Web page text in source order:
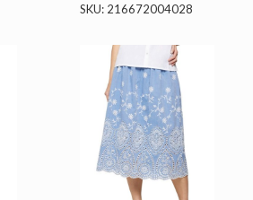
SKU: 216672004028